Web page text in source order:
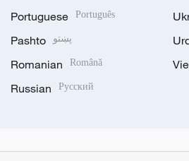
Portuguese Português
Pashto پښتو
Romanian Română
Russian Русский